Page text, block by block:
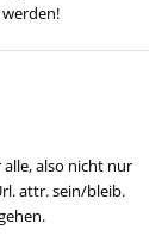
also nicht nur
attr. sein/bleib.